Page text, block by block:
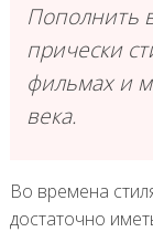
Пополнить
прически
фильмах и
века.
Во времена
достаточно